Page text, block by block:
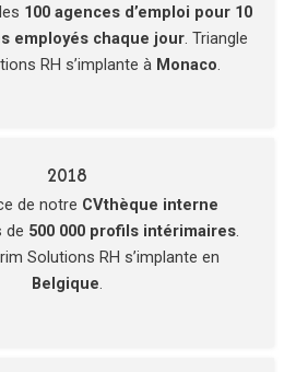
100 agences d’emploi pour 10
employés chaque jour. Triangle
RH s’implante à Monaco.
2018
de notre CVthèque interne
de 500 000 profils intérimaires.
Solutions RH s’implante en
Belgique.